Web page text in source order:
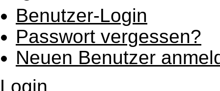
Benutzer-Login
Passwort vergessen?
Neuen Benutzer
Login